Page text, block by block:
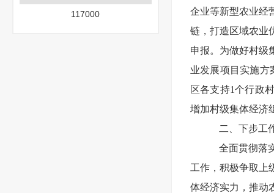
117000
企业等新型农业经
链，打造区域农业
申报。为做好村级
业发展项目实施方
区各支持1个行政
增加村级集体经济
二、下步工
全面贯彻落
工作，积极争取上
体经济实力，推动